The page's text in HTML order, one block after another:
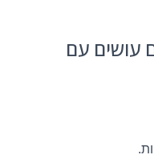
עושים עם